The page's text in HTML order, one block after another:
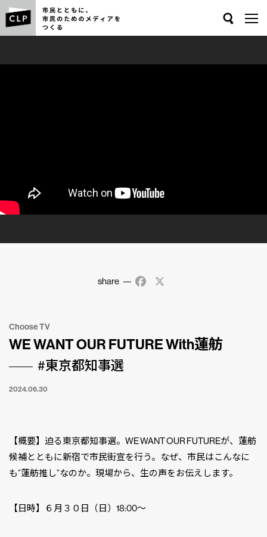
share Facebook
Choose TV
WE WANT OUR FUTURE With蓮舫
#東京都知事選
2024.06.30
【概要】迫る東京都知事選。WE WANT OUR FUTUREが、蓮舫
候補とともに新宿で市民街宣を行う。なぜ、市民はこんなに
も”蓮舫推し”なのか。現場から、生の声をお伝えします。
【日時】６月３０日（日）18:00〜